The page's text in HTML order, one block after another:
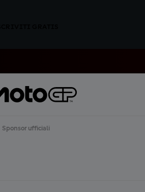
Sponsor ufficiali